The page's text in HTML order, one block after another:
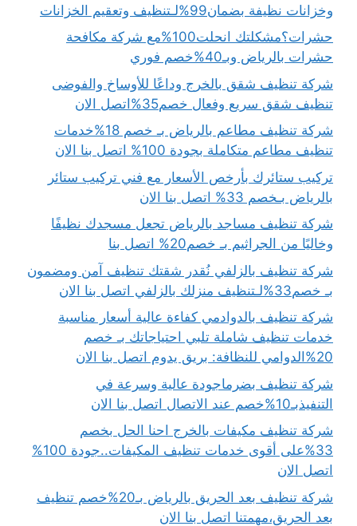
وخزانات نظيفة بضمان99%لـتنظيف وتعقيم الخزانات
حشرات؟مشكلتك انحلت100%مع شركة مكافحة
حشرات بالرياض وبـ40%خصم فوري
شركة تنظيف شقق بالخرج وداعًا للأوساخ والفوضى
تنظيف شقق سريع وفعال خصم35%اتصل الان
شركة تنظيف مطاعم بالرياض بـ خصم 18%خدمات
تنظيف مطاعم متكاملة بجودة 100% اتصل بنا الان
تركيب ستائرك بأرخص الأسعار مع فني تركيب ستائر
بالرياض بـخصم 33% اتصل بنا الان
شركة تنظيف مساجد بالرياض تجعل مسجدك نظيفًا
وخاليًا من الجراثيم بـ خصم20% اتصل بنا
شركة تنظيف بالزلفي نُقدر شقتك تنظيف آمن ومضمون
بـ خصم33%لـتنظيف منزلك بالزلفي اتصل بنا الان
شركة تنظيف بالدوادمي كفاءة عالية أسعار مناسبة
خدمات تنظيف شاملة تلبي احتياجاتك بـ خصم
20%الدوامي للنظافة: بريق يدوم اتصل بنا الان
شركة تنظيف بضرماجودة عالية وسرعة في
التنفيذبـ10%خصم عند الاتصال اتصل بنا الان
شركة تنظيف مكيفات بالخرج احنا الحل بخصم
33%على أقوى خدمات تنظيف المكيفات..جودة 100%
اتصل الان
شركة تنظيف بعد الحريق بالرياض بـ20%خصم تنظيف
بعد الحريق،مهمتنا اتصل بنا الان